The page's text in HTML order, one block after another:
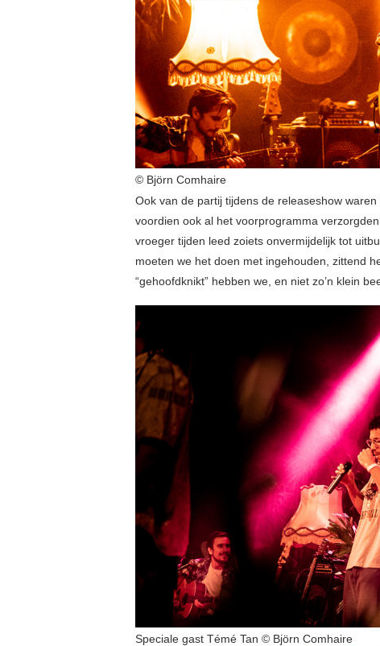
© Björn Comhaire
Ook van de partij tijdens de releaseshow
voordien ook al het voorprogramma
vroeger tijden leed zoiets onvermijdelijk tot
moeten we het doen met ingehouden, zittend
“gehoofdknikt” hebben we, en niet zo’n klein
Speciale gast Témé Tan © Björn Comhaire